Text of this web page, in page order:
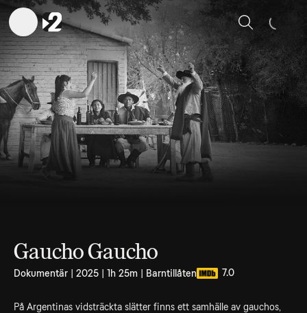
Sök
Gaucho Gaucho
Dokumentär | 2025 | 1h 25m | Barntillåten 7.0
På Argentinas vidsträckta slätter finns ett samhälle av gauchos,